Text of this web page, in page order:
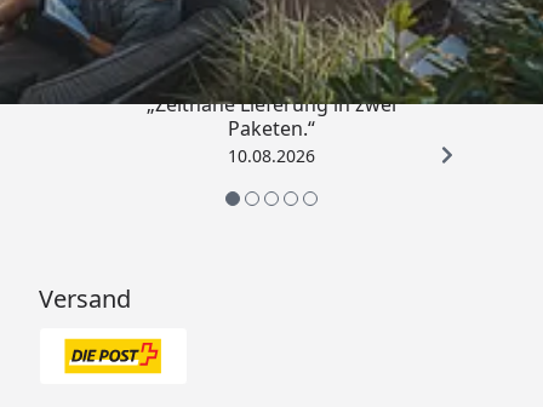
4,81/ 5
„Zeitnahe Lieferung in zwei
Paketen.“
10.08.2026
Versand